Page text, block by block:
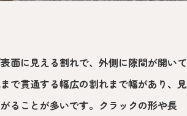
面に見える割れで、外側に隙間が開いて
で貫通する幅広の割れまで幅があり、見
ることが多いです。クラックの形や長